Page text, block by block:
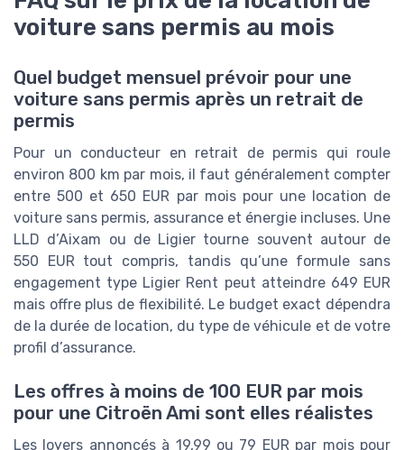
voiture sans permis au mois
Quel budget mensuel prévoir pour une
voiture sans permis après un retrait de
permis
Pour un conducteur en retrait de permis qui roule
environ 800 km par mois, il faut généralement compter
entre 500 et 650 EUR par mois pour une location de
voiture sans permis, assurance et énergie incluses. Une
LLD d’Aixam ou de Ligier tourne souvent autour de
550 EUR tout compris, tandis qu’une formule sans
engagement type Ligier Rent peut atteindre 649 EUR
mais offre plus de flexibilité. Le budget exact dépendra
de la durée de location, du type de véhicule et de votre
profil d’assurance.
Les offres à moins de 100 EUR par mois
pour une Citroën Ami sont elles réalistes
Les loyers annoncés à 19,99 ou 79 EUR par mois pour